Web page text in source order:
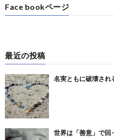
Face bookページ
最近の投稿
名実ともに破壊され
世界は「善意」で回